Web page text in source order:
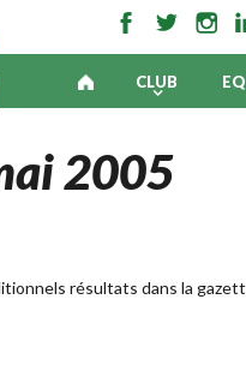
CLUB
2005
résultats dans la